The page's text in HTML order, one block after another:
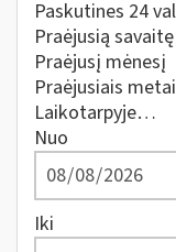
Paskutines 24
Praėjusią savaitę
Praėjusį mėnesį
Praėjusiais
Laikotarpyje…
Nuo
Iki